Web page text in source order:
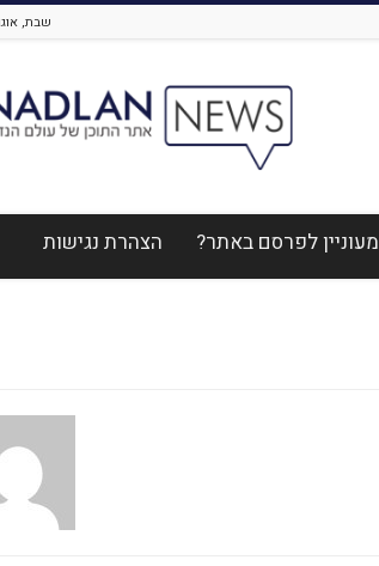
שבת, אוגוסט
Nadlan
News
מעוניין לפרסם באתר? הצהרת נגישות